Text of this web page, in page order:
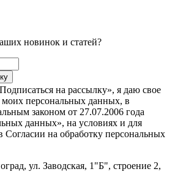
новинок и статей?
на рассылку», я даю свое
моих персональных данных, в
законом от 27.07.2006 года
данных», на условиях и для
Согласии на обработку персональных
, ул. Заводская, 1"Б", строение 2,